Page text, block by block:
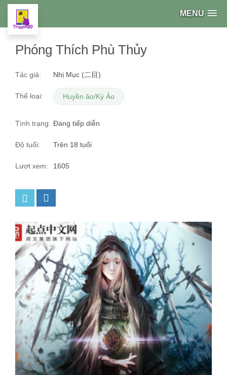
MENU
Phóng Thích Phù Thủy
Tác giả: Nhị Mục (二目)
Thể loại: Huyền ảo/Kỳ Ảo
Tình trạng: Đang tiếp diễn
Độ tuổi: Trên 18 tuổi
Lượt xem: 1605